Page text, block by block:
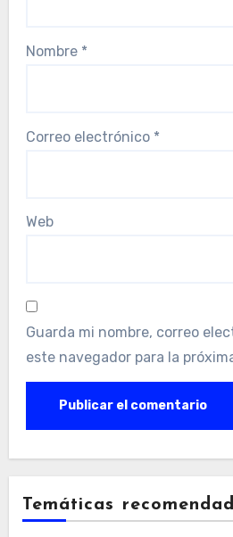
Nombre *
Correo electrónico *
Web
Guarda mi nombre, correo
este navegador para la
Temáticas